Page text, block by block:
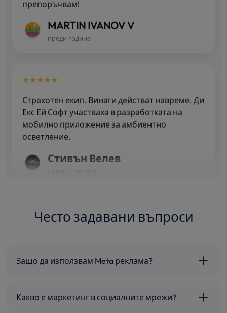
преди година
Екс Ей Софт участваха в разработката на
мобилно приложение за амбиентно
осветление.
преди 7 месеца
Бързи, точни и коректни! Може да се разчита
ПРЕПОРЪЧВАМ!!!
Партнирахме си с екипа за пълен редизайн на
Често задавани въпроси
Защо да използвам Meta реклама?
Какво е маркетинг в социалните мрежи?